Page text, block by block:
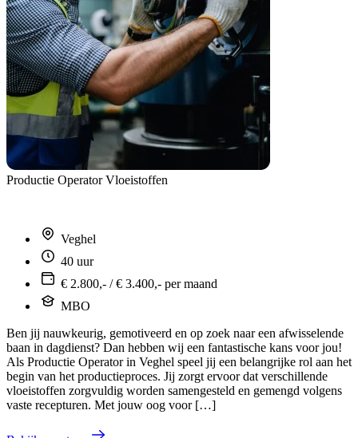
Productie Operator Vloeistoffen
Veghel
40 uur
€ 2.800,- / € 3.400,- per maand
MBO
Ben jij nauwkeurig, gemotiveerd en op zoek naar een afwisselende
baan in dagdienst? Dan hebben wij een fantastische kans voor jou!
Als Productie Operator in Veghel speel jij een belangrijke rol aan het
begin van het productieproces. Jij zorgt ervoor dat verschillende
vloeistoffen zorgvuldig worden samengesteld en gemengd volgens
vaste recepturen. Met jouw oog voor […]